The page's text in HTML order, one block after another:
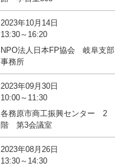
2023年10月14日
13:30～16:20
NPO法人日本FP協会 岐阜支部
事務所
2023年09月30日
10:00～11:30
各務原市商工振興センター 2
階 第3会議室
2023年08月26日
13:30～14:30